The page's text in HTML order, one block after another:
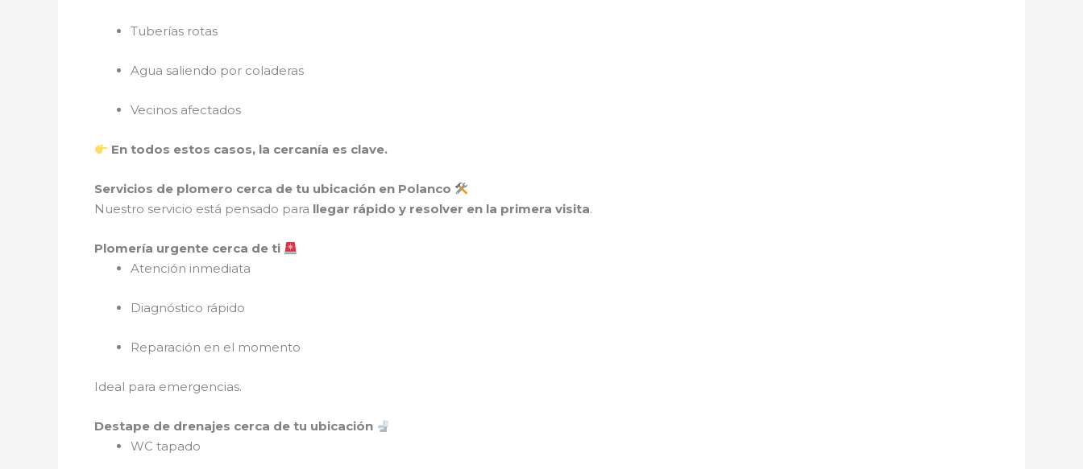
Tuberías rotas
Agua saliendo por coladeras
Vecinos afectados
En todos estos casos, la cercanía es clave.
Servicios de plomero cerca de tu ubicación en Polanco
Nuestro servicio está pensado para llegar rápido y resolver en la primera visita.
Plomería urgente cerca de ti
Atención inmediata
Diagnóstico rápido
Reparación en el momento
Ideal para emergencias.
Destape de drenajes cerca de tu ubicación
WC tapado